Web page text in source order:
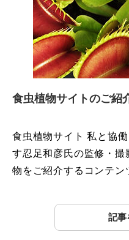
食虫植物サイトのご紹
食虫植物サイト 私と協
す忍足和彦氏の監修・撮
物をご紹介するコンテ
記事